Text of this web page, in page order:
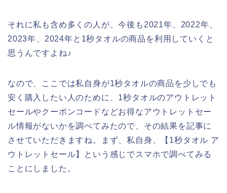
それに私も含め多くの人が、今後も2021年、2022年、
2023年、2024年と1秒タオルの商品を利用していくと
思うんですよね♪
なので、ここでは私自身が1秒タオルの商品を少しでも
安く購入したい人のために、1秒タオルのアウトレット
セールやクーポンコードなどお得なアウトレットセー
ル情報がないかを調べてみたので、その結果を記事に
させていただきますね。まず、私自身、【1秒タオル ア
ウトレットセール】という感じでスマホで調べてみる
ことにしました。